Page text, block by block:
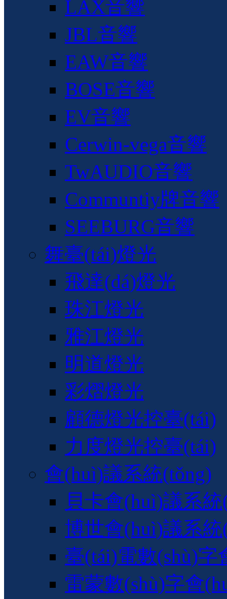
LAX音響
JBL音響
EAW音響
BOSE音響
EV音響
Cerwin-vega音響
TwAUDIO音響
Communtiy牌音響
SEEBURG音響
舞臺(tái)燈光
飛達(dá)燈光
珠江燈光
雅江燈光
明道燈光
彩熠燈光
顧德燈光控臺(tái)
力度燈光控臺(tái)
會(huì)議系統(tǒng)
貝卡會(huì)議系統
博世會(huì)議系統
臺(tái)電數(shù)
雷蒙數(shù)字會